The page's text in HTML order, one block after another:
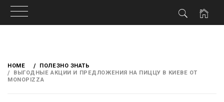
content
HOME
ПОЛЕЗНО ЗНАТЬ
ВЫГОДНЫЕ АКЦИИ И ПРЕДЛОЖЕНИЯ НА ПИЦЦУ В КИЕВЕ ОТ
MONOPIZZA